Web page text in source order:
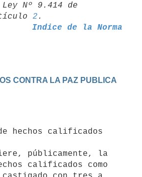
Ley Nº 9.414 de
2
Indice de la Norma
CONTRA LA PAZ PUBLICA
calificados como